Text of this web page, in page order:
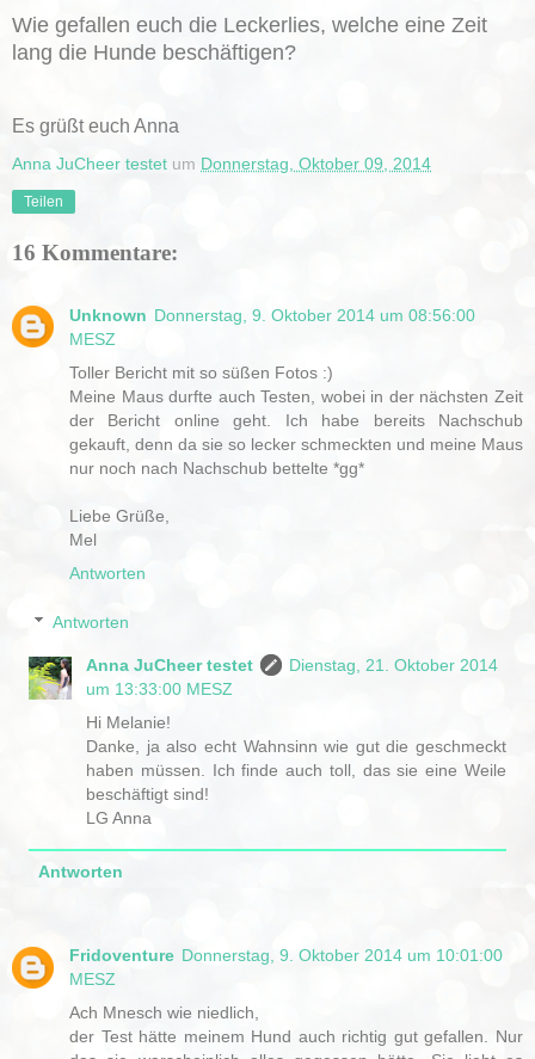
Wie gefallen euch die Leckerlies, welche eine Zeit
lang die Hunde beschäftigen?
Es grüßt euch Anna
Anna JuCheer testet um Donnerstag, Oktober 09, 2014
Teilen
16 Kommentare:
Unknown Donnerstag, 9. Oktober 2014 um 08:56:00
MESZ
Toller Bericht mit so süßen Fotos :)
Meine Maus durfte auch Testen, wobei in der nächsten Zeit
der Bericht online geht. Ich habe bereits Nachschub
gekauft, denn da sie so lecker schmeckten und meine Maus
nur noch nach Nachschub bettelte *gg*
Liebe Grüße,
Mel
Antworten
Antworten
Anna JuCheer testet
Dienstag, 21. Oktober 2014
um 13:33:00 MESZ
Hi Melanie!
Danke, ja also echt Wahnsinn wie gut die geschmeckt
haben müssen. Ich finde auch toll, das sie eine Weile
beschäftigt sind!
LG Anna
Antworten
Fridoventure Donnerstag, 9. Oktober 2014 um 10:01:00
MESZ
Ach Mnesch wie niedlich,
der Test hätte meinem Hund auch richtig gut gefallen. Nur